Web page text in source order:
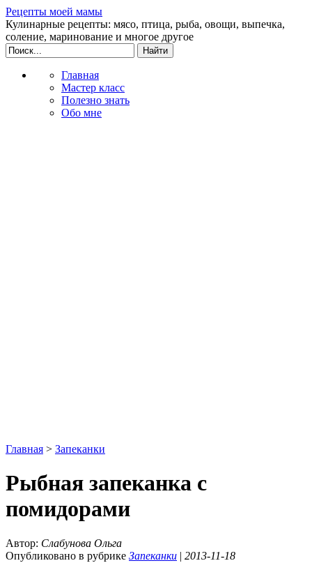
Рецепты моей мамы
Кулинарные рецепты: мясо, птица, рыба, овощи, выпечка,
соление, маринование и многое другое
Главная
Мастер класс
Полезно знать
Обо мне
Главная > Запеканки
Рыбная запеканка с
помидорами
Автор: Слабунова Ольга
Опубликовано в рубрике Запеканки | 2013-11-18